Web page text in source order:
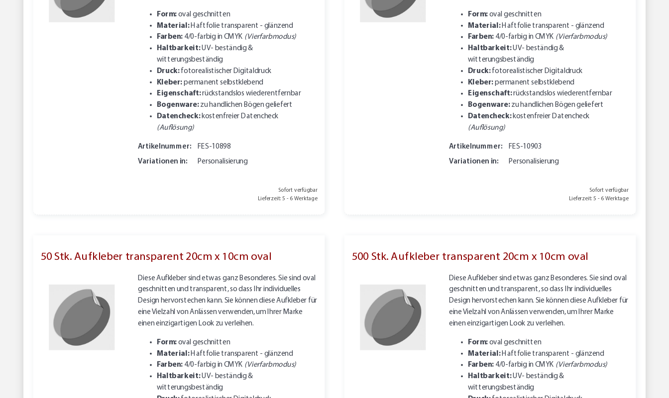
Form:oval geschnitten
Material:Haftfolie transparent - glänzend
Farben: 4/0-farbig in CMYK (Vierfarbmodus)
Haltbarkeit:UV- beständig &
witterungsbeständig
Druck:fotorealistischer Digitaldruck
Kleber:permanent selbstklebend
Eigenschaft:rückstandslos wiederentfernbar
Bogenware:zu handlichen Bögen geliefert
Datencheck:kostenfreier Datencheck
(Auflösung)
Artikelnummer:
FES-10898
Variationen in:
Personalisierung
Sofort verfügbar
Lieferzeit: 5 - 6 Werktage
Form:oval geschnitten
Material:Haftfolie transparent - glänzend
Farben: 4/0-farbig in CMYK (Vierfarbmodus)
Haltbarkeit:UV- beständig &
witterungsbeständig
Druck:fotorealistischer Digitaldruck
Kleber:permanent selbstklebend
Eigenschaft:rückstandslos wiederentfernbar
Bogenware:zu handlichen Bögen geliefert
Datencheck:kostenfreier Datencheck
(Auflösung)
Artikelnummer:
FES-10903
Variationen in:
Personalisierung
Sofort verfügbar
Lieferzeit: 5 - 6 Werktage
50 Stk. Aufkleber transparent 20cm x 10cm oval
Diese Aufkleber sind etwas ganz Besonderes. Sie sind oval
geschnitten und transparent, so dass Ihr individuelles
Design hervorstechen kann. Sie können diese Aufkleber für
eine Vielzahl von Anlässen verwenden, um Ihrer Marke
einen einzigartigen Look zu verleihen.
Form:oval geschnitten
Material:Haftfolie transparent - glänzend
Farben: 4/0-farbig in CMYK (Vierfarbmodus)
Haltbarkeit:UV- beständig &
witterungsbeständig
500 Stk. Aufkleber transparent 20cm x 10cm oval
Diese Aufkleber sind etwas ganz Besonderes. Sie sind oval
geschnitten und transparent, so dass Ihr individuelles
Design hervorstechen kann. Sie können diese Aufkleber für
eine Vielzahl von Anlässen verwenden, um Ihrer Marke
einen einzigartigen Look zu verleihen.
Form:oval geschnitten
Material:Haftfolie transparent - glänzend
Farben: 4/0-farbig in CMYK (Vierfarbmodus)
Haltbarkeit:UV- beständig &
witterungsbeständig